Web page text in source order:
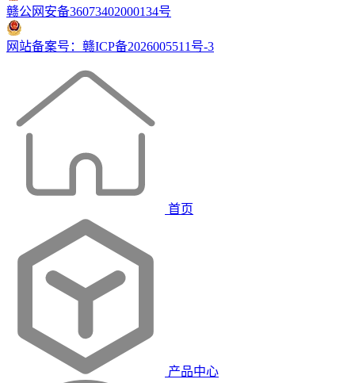
赣公网安备36073402000134号
网站备案号：赣ICP备2026005511号-3
首页
产品中心